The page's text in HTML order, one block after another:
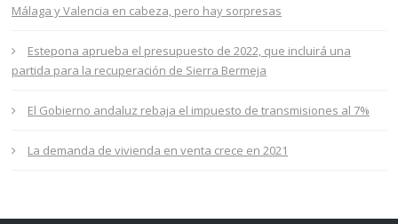
Málaga y Valencia en cabeza, pero hay sorpresas
Estepona aprueba el presupuesto de 2022, que incluirá una
partida para la recuperación de Sierra Bermeja
El Gobierno andaluz rebaja el impuesto de transmisiones al 7%
La demanda de vivienda en venta crece en 2021